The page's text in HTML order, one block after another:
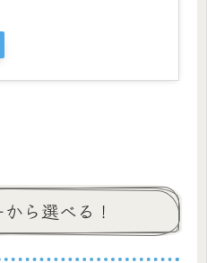
基準（2020年版）」策
ら選べる！